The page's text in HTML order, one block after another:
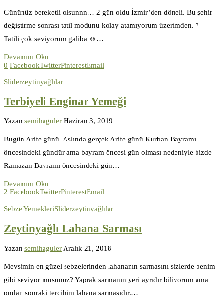
Gününüz bereketli olsunnn… 2 gün oldu İzmir’den döneli. Bu şehir
değiştirme sonrası tatil modunu kolay atamıyorum üzerimden. ?
Tatili çok seviyorum galiba.☺️…
Devamını Oku
0 FacebookTwitterPinterestEmail
Sliderzeytinyağlılar
Terbiyeli Enginar Yemeği
Yazan semihaguler Haziran 3, 2019
Bugün Arife günü. Aslında gerçek Arife günü Kurban Bayramı
öncesindeki gündür ama bayram öncesi gün olması nedeniyle bizde
Ramazan Bayramı öncesindeki gün…
Devamını Oku
2 FacebookTwitterPinterestEmail
Sebze YemekleriSliderzeytinyağlılar
Zeytinyağlı Lahana Sarması
Yazan semihaguler Aralık 21, 2018
Mevsimin en güzel sebzelerinden lahananın sarmasını sizlerde benim
gibi seviyor musunuz? Yaprak sarmanın yeri ayrıdır biliyorum ama
ondan sonraki tercihim lahana sarmasıdır.…